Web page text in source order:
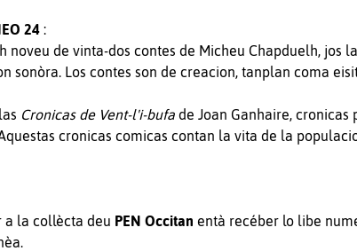
24 :
noveu de vinta-dos contes de Micheu Chapduelh, jos
sonòra. Los contes son de creacion, tanplan coma
Cronicas de Vent-l'i-bufa de Joan Ganhaire,
cronicas comicas contan la vita de la
a la collècta deu PEN Occitan entà recéber lo libe